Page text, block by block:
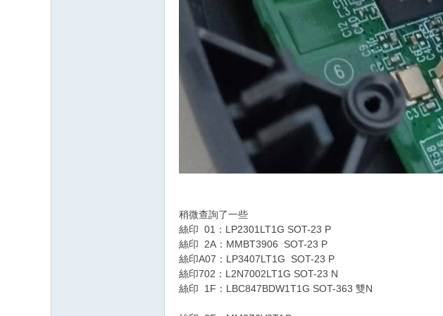
稍微查詢了一些
絲印 01：LP2301LT1G SOT-23 P
絲印 2A：MMBT3906 SOT-23 P
絲印A07：LP3407LT1G SOT-23 P
絲印702：L2N7002LT1G SOT-23 N
絲印 1F：LBC847BDW1T1G SOT-363 雙N